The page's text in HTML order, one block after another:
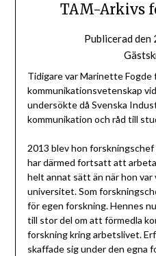
TAM-Arkivs
Publicerad den
Tidigare var Marinette Fogde
kommunikationsvetenskap
undersökte då Svenska
kommunikation och råd till
2013 blev hon
har därmed fortsatt att
helt annat sätt än när hon var
universitet. Som
för egen forskning. Hennes
till stor del om att förmedla
forskning kring arbetslivet.
skaffade sig under den egna